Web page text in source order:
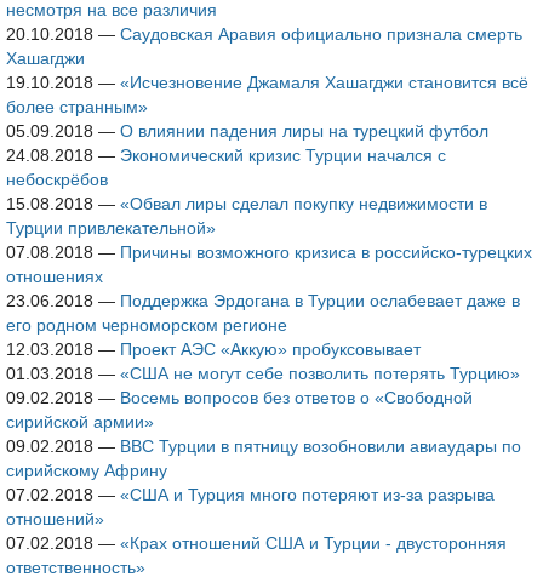
несмотря на все различия
20.10.2018 — Саудовская Аравия официально признала смерть
Хашагджи
19.10.2018 — «Исчезновение Джамаля Хашагджи становится всё
более странным»
05.09.2018 — О влиянии падения лиры на турецкий футбол
24.08.2018 — Экономический кризис Турции начался с
небоскрёбов
15.08.2018 — «Обвал лиры сделал покупку недвижимости в
Турции привлекательной»
07.08.2018 — Причины возможного кризиса в российско-турецких
отношениях
23.06.2018 — Поддержка Эрдогана в Турции ослабевает даже в
его родном черноморском регионе
12.03.2018 — Проект АЭС «Аккую» пробуксовывает
01.03.2018 — «США не могут себе позволить потерять Турцию»
09.02.2018 — Восемь вопросов без ответов о «Свободной
сирийской армии»
09.02.2018 — ВВС Турции в пятницу возобновили авиаудары по
сирийскому Африну
07.02.2018 — «США и Турция много потеряют из-за разрыва
отношений»
07.02.2018 — «Крах отношений США и Турции - двусторонняя
ответственность»